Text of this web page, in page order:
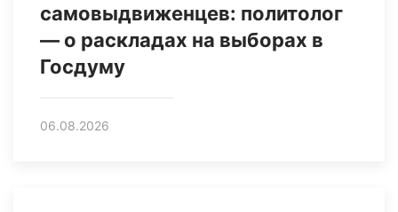
самовыдвиженцев: политолог
— о раскладах на выборах в
Госдуму
06.08.2026